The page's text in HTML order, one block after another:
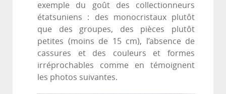
exemple du goût des collectionneurs
étatsuniens : des monocristaux plutôt
que des groupes, des pièces plutôt
petites (moins de 15 cm), l’absence de
cassures et des couleurs et formes
irréprochables comme en témoignent
les photos suivantes.